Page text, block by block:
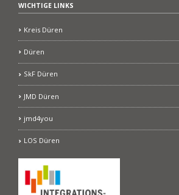
WICHTIGE LINKS
Kreis Düren
Düren
SkF Düren
JMD Düren
jmd4you
LOS Düren